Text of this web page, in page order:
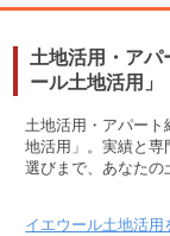
土地活用・アパ
ール土地活用」
土地活用・アパート
地活用」。実績と専
選びまで、あなたの
イエウール土地活